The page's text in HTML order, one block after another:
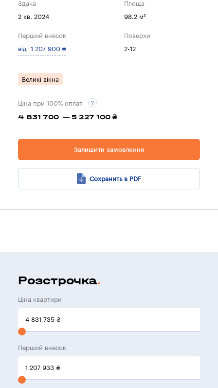
Здача
2 кв. 2024
Площа
98.2 м²
Перший внесок
від 1 207 900 ₴
Поверхи
2-12
Великі вікна
Ціна при 100% оплаті
4 831 700 — 5 227 100 ₴
Залишити замовлення
Сохранить в PDF
Розстрочка
Ціна квартири
4 831 735 ₴
Перший внесок
1 207 933 ₴